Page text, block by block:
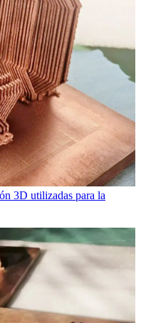
3D utilizadas para la